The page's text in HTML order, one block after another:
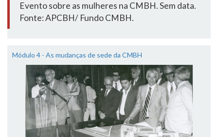
Evento sobre as mulheres na CMBH. Sem data.
Fonte: APCBH/ Fundo CMBH.
Módulo 4 - As mudanças de sede da CMBH